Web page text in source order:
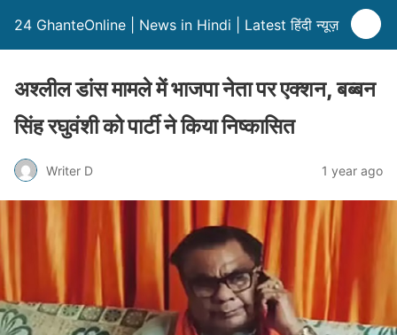
24 GhanteOnline | News in Hindi | Latest हिंदी न्यूज़
अश्लील डांस मामले में भाजपा नेता पर एक्शन, बब्बन
सिंह रघुवंशी को पार्टी ने किया निष्कासित
Writer D 1 year ago